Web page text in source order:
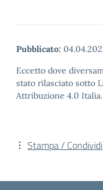
Pubblicato:
Eccetto dove
stato rilasciato sotto
Attribuzione 4.0 Italia.
Stampa / Condividi